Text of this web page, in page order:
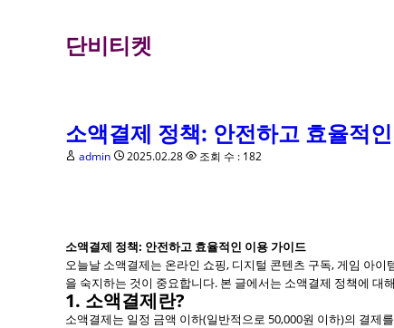
단비티켓
소액결제 정책: 안전하고 효율적
admin 2025.02.28 조회 수 : 182
소액결제 정책: 안전하고 효율적인 이용 가이드
오늘날 소액결제는 온라인 쇼핑, 디지털 콘텐츠 구독, 게임 아
을 숙지하는 것이 중요합니다. 본 글에서는 소액결제 정책에
1. 소액결제란?
소액결제는 일정 금액 이하(일반적으로 50,000원 이하)의 결제